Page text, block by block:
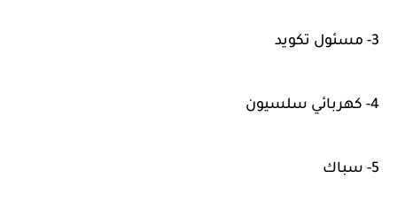
3- مسئول تكويد
4- كهربائي سلسيون
5- سباك